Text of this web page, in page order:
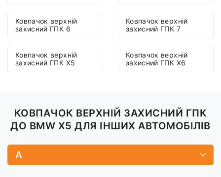
Ковпачок верхній
захисний ГПК 6
Ковпачок верхній
захисний ГПК 7
Ковпачок верхній
захисний ГПК X5
Ковпачок верхній
захисний ГПК X6
КОВПАЧОК ВЕРХНІЙ ЗАХИСНИЙ ГПК
ДО BMW X5 ДЛЯ ІНШИХ АВТОМОБІЛІВ
A